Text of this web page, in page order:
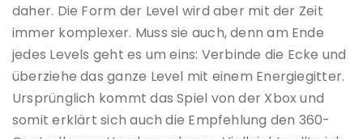
daher. Die Form der Level wird aber mit der Zeit
immer komplexer. Muss sie auch, denn am Ende
jedes Levels geht es um eins: Verbinde die Ecke und
überziehe das ganze Level mit einem Energiegitter.
Ursprünglich kommt das Spiel von der Xbox und
somit erklärt sich auch die Empfehlung den 360-